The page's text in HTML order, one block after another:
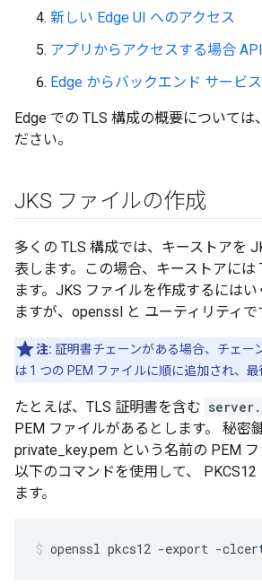
新しい Edge UI へのアクセス
アプリからアクセスする場合
Edge からバックエンド サービ
Edge での TLS 構成の概要については、
ださい。
JKS ファイルの作成
多くの TLS 構成では、キーストアを
表します。この場合、キーストアには
ます。JKS ファイルを作成するには
ますが、openssl と ユーティリティで
注: 証明書チェーンがある場合、チェー
は 1 つの PEM ファイルに順に追加され、最
たとえば、TLS 証明書を含む
PEM ファイルがあるとします。 秘密
private_key.pem という名前の PEM フ
以下のコマンドを使用して、 PKCS12
ます。
openssl pkcs12 -export -